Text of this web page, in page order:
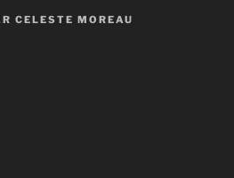
CELESTE MOREAU